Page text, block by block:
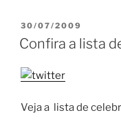
PUBLICADO
EM
30/07/2009
Confira a lista
Veja a lista de